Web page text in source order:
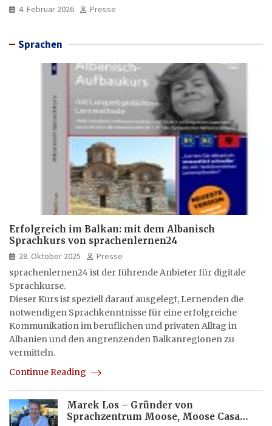
4. Februar 2026 Presse
Sprachen
Erfolgreich im Balkan: mit dem Albanisch
Sprachkurs von sprachenlernen24
28. Oktober 2025
Presse
sprachenlernen24 ist der führende Anbieter für digitale
Sprachkurse.
Dieser Kurs ist speziell darauf ausgelegt, Lernenden die
notwendigen Sprachkenntnisse für eine erfolgreiche
Kommunikation im beruflichen und privaten Alltag in
Albanien und den angrenzenden Balkanregionen zu
vermitteln.
Continue Reading
Marek Los – Gründer von
Sprachzentrum Moose, Moose Casa